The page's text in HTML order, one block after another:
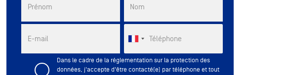
Prénom Nom
E-mail Téléphone
Dans le cadre de la réglementation sur la protection des
données, j'accepte d'être contacté(e) par téléphone et tout